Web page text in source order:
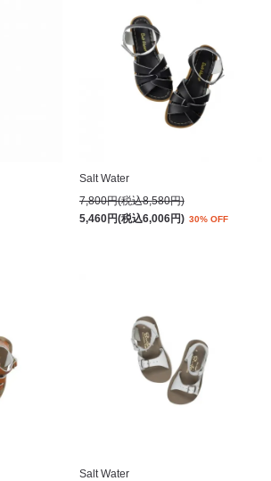
Salt Water
7,800円(税込8,580円)
5,460円(税込6,006円) 30% OFF
Salt Water